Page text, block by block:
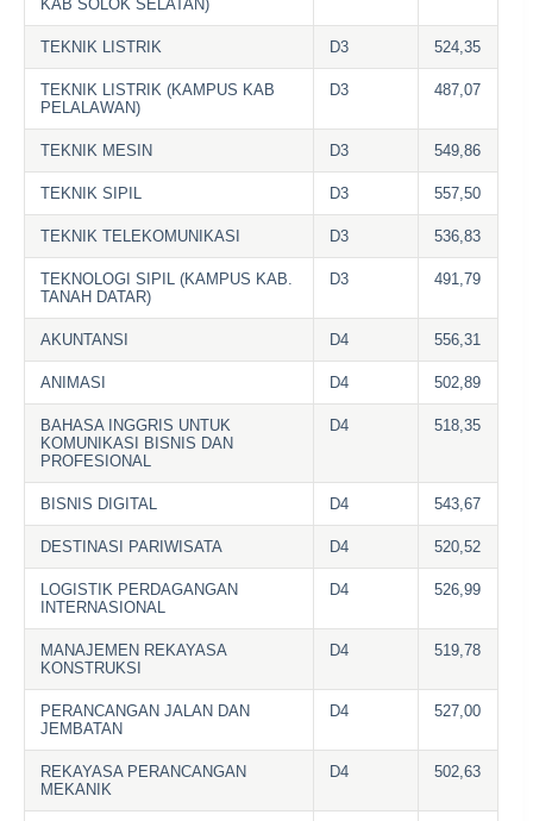
KAB SOLOK SELATAN)
TEKNIK LISTRIK D3 524,35
TEKNIK LISTRIK (KAMPUS KAB
PELALAWAN)
D3 487,07
TEKNIK MESIN D3 549,86
TEKNIK SIPIL D3 557,50
TEKNIK TELEKOMUNIKASI D3 536,83
TEKNOLOGI SIPIL (KAMPUS KAB.
TANAH DATAR)
D3 491,79
AKUNTANSI D4 556,31
ANIMASI D4 502,89
BAHASA INGGRIS UNTUK
KOMUNIKASI BISNIS DAN
PROFESIONAL
D4 518,35
BISNIS DIGITAL D4 543,67
DESTINASI PARIWISATA D4 520,52
LOGISTIK PERDAGANGAN
INTERNASIONAL
D4 526,99
MANAJEMEN REKAYASA
KONSTRUKSI
D4 519,78
PERANCANGAN JALAN DAN
JEMBATAN
D4 527,00
REKAYASA PERANCANGAN
MEKANIK
D4 502,63